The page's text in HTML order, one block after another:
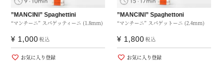
“マンチーニ” スパゲッティーニ (1.8mm)
”MANCINI” Spaghettini
¥ 1,000 税込
お気に入り登録
“マンチーニ” スパゲットーニ (2.4mm)
”MANCINI” Spaghettoni
¥ 1,800 税込
お気に入り登録